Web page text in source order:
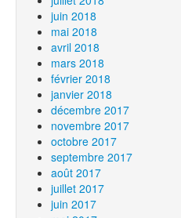
juin 2018
mai 2018
avril 2018
mars 2018
février 2018
janvier 2018
décembre 2017
novembre 2017
octobre 2017
septembre 2017
août 2017
juillet 2017
juin 2017